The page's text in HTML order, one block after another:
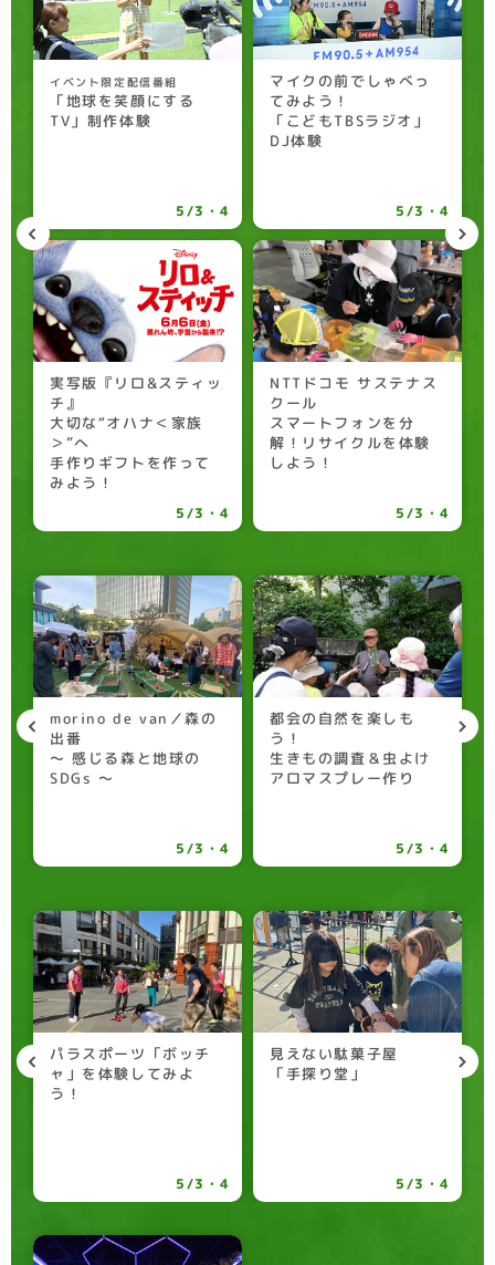
イベント限定配信番組
「地球を笑顔にする
TV」制作体験
5/3・4
マイクの前でしゃべっ
てみよう！
「こどもTBSラジオ」
DJ体験
5/3・4
実写版『リロ&スティッ
チ』
大切な“オハナ＜家族
＞”へ
手作りギフトを作って
みよう！
5/3・4
NTTドコモ サステナス
クール
スマートフォンを分
解！リサイクルを体験
しよう！
5/3・4
morino de van／森の
出番
〜 感じる森と地球の
SDGs 〜
5/3・4
都会の自然を楽しも
う！
生きもの調査＆虫よけ
アロマスプレー作り
5/3・4
パラスポーツ「ボッチ
ャ」を体験してみよ
う！
5/3・4
見えない駄菓子屋
「手探り堂」
5/3・4